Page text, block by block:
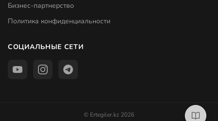
Бизнес-партнерство
Политика конфиденциальности
СОЦИАЛЬНЫЕ СЕТИ
© Ertegiler.kz 2026